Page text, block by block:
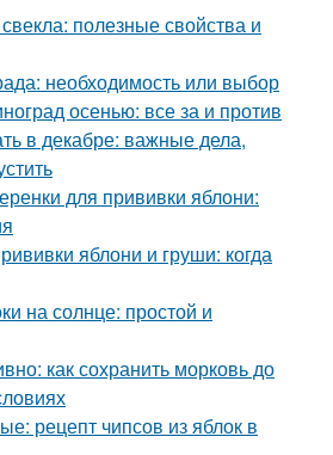
полезные свойства и
необходимость или выбор
осенью: все за и против
в декабре: важные дела,
для прививки яблони:
яблони и груши: когда
на солнце: простой и
как сохранить морковь до
рецепт чипсов из яблок в